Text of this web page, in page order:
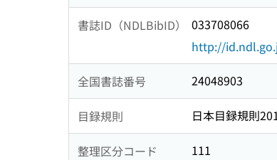
書誌ID（NDLBibID）
033708066
http://
全国書誌番号 24048903
目録規則 日本目録規則
整理区分コード 111